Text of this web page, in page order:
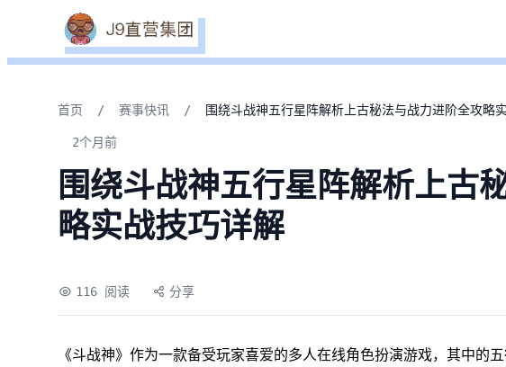
首页 / 赛事快讯 / 围绕斗战神五行星阵解析上古秘法与战力进阶全攻略
2个月前
围绕斗战神五行星阵解析上古
略实战技巧详解
116 阅读 分享
《斗战神》作为一款备受玩家喜爱的多人在线角色扮演游戏，其中的